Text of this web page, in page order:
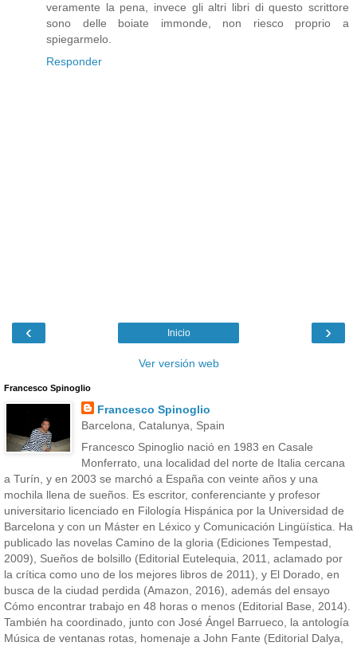
veramente la pena, invece gli altri libri di questo scrittore
sono delle boiate immonde, non riesco proprio a
spiegarmelo.
Responder
‹ ›
Inicio
Ver versión web
Francesco Spinoglio
Francesco Spinoglio
Barcelona, Catalunya, Spain
Francesco Spinoglio nació en 1983 en Casale
Monferrato, una localidad del norte de Italia cercana
a Turín, y en 2003 se marchó a España con veinte años y una
mochila llena de sueños. Es escritor, conferenciante y profesor
universitario licenciado en Filología Hispánica por la Universidad de
Barcelona y con un Máster en Léxico y Comunicación Lingüística. Ha
publicado las novelas Camino de la gloria (Ediciones Tempestad,
2009), Sueños de bolsillo (Editorial Eutelequia, 2011, aclamado por
la crítica como uno de los mejores libros de 2011), y El Dorado, en
busca de la ciudad perdida (Amazon, 2016), además del ensayo
Cómo encontrar trabajo en 48 horas o menos (Editorial Base, 2014).
También ha coordinado, junto con José Ángel Barrueco, la antología
Música de ventanas rotas, homenaje a John Fante (Editorial Dalya,